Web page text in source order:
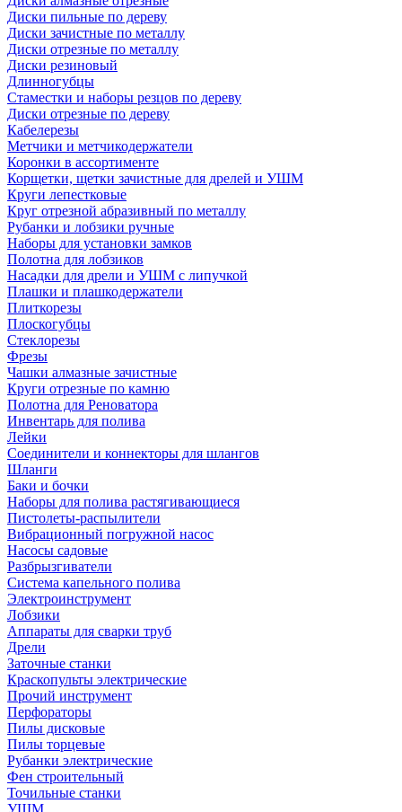
Диски пильные по дереву
Диски зачистные по металлу
Диски отрезные по металлу
Диски резиновый
Длинногубцы
Стаместки и наборы резцов по дереву
Диски отрезные по дереву
Кабелерезы
Метчики и метчикодержатели
Коронки в ассортименте
Корщетки, щетки зачистные для дрелей и УШМ
Круги лепестковые
Круг отрезной абразивный по металлу
Рубанки и лобзики ручные
Наборы для установки замков
Полотна для лобзиков
Насадки для дрели и УШМ с липучкой
Плашки и плашкодержатели
Плиткорезы
Плоскогубцы
Стеклорезы
Фрезы
Чашки алмазные зачистные
Круги отрезные по камню
Полотна для Реноватора
Инвентарь для полива
Лейки
Соединители и коннекторы для шлангов
Шланги
Баки и бочки
Наборы для полива растягивающиеся
Пистолеты-распылители
Вибрационный погружной насос
Насосы садовые
Разбрызгиватели
Система капельного полива
Электроинструмент
Лобзики
Аппараты для сварки труб
Дрели
Заточные станки
Краскопульты электрические
Прочий инструмент
Перфораторы
Пилы дисковые
Пилы торцевые
Рубанки электрические
Фен строительный
Точильные станки
УШМ